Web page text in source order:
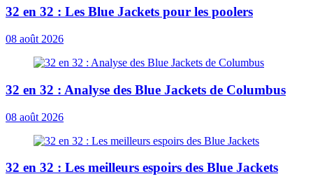
32 en 32 : Les Blue Jackets pour les poolers
08 août 2026
32 en 32 : Analyse des Blue Jackets de Columbus
08 août 2026
32 en 32 : Les meilleurs espoirs des Blue Jackets